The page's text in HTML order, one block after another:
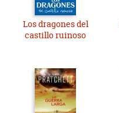
Los dragones del
castillo ruinoso